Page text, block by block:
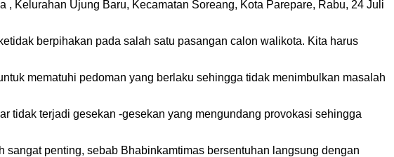
Kelurahan Ujung Baru, Kecamatan Soreang, Kota Parepare, Rabu, 24 Juli
berpihakan pada salah satu pasangan calon walikota. Kita harus
mematuhi pedoman yang berlaku sehingga tidak menimbulkan masalah
tidak terjadi gesekan -gesekan yang mengundang provokasi sehingga
penting, sebab Bhabinkamtimas bersentuhan langsung dengan